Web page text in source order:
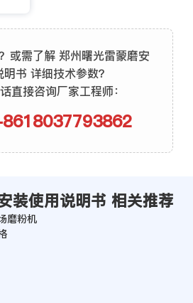
或需了解 郑州曙光雷蒙磨安
书 详细技术参数？
直接咨询厂家工程师：
装使用说明书 相关推荐
磨粉机